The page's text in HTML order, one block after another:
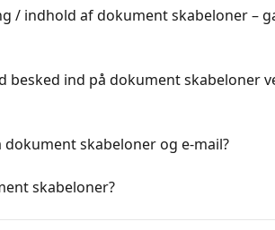
/ indhold af dokument skabeloner –
besked ind på dokument skabeloner
skabeloner og e-mail?
skabeloner?